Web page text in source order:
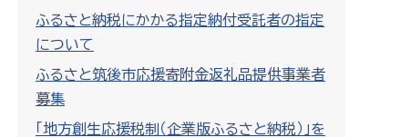
ふるさと納税にかかる指定納付受託者の指定
について
ふるさと筑後市応援寄附金返礼品提供事業者
募集
「地方創生応援税制（企業版ふるさと納税）」を